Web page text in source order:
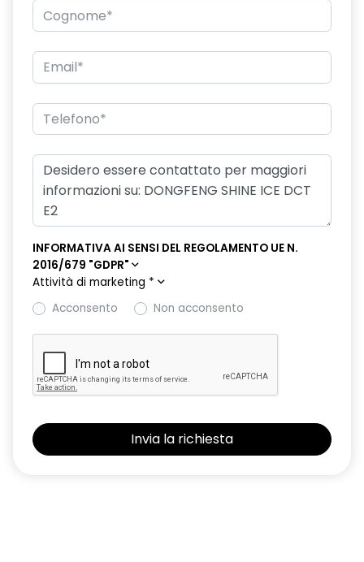
INFORMATIVA AI SENSI DEL REGOLAMENTO UE N.
2016/679 "GDPR"
Attività di marketing *
Acconsento
Non acconsento